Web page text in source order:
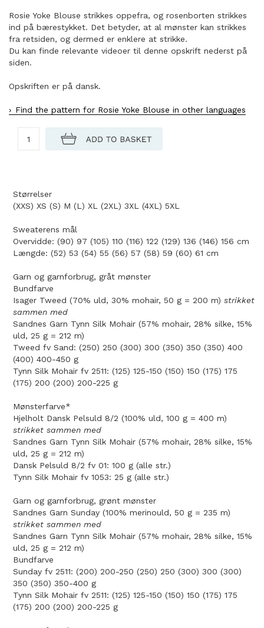
Rosie Yoke Blouse strikkes oppefra, og rosenborten strikkes
ind på bærestykket. Det betyder, at al mønster kan strikkes
fra retsiden, og dermed er enklere at strikke.
Du kan finde relevante videoer til denne opskrift nederst på
siden.
Opskriften er på dansk.
Find the pattern for Rosie Yoke Blouse in other languages
Størrelser
(XXS) XS (S) M (L) XL (2XL) 3XL (4XL) 5XL
Sweaterens mål
Overvidde: (90) 97 (105) 110 (116) 122 (129) 136 (146) 156 cm
Længde: (52) 53 (54) 55 (56) 57 (58) 59 (60) 61 cm
Garn og garnforbrug, gråt mønster
Bundfarve
Isager Tweed (70% uld, 30% mohair, 50 g = 200 m) strikket
sammen med
Sandnes Garn Tynn Silk Mohair (57% mohair, 28% silke, 15%
uld, 25 g = 212 m)
Tweed fv Sand: (250) 250 (300) 300 (350) 350 (350) 400
(400) 400-450 g
Tynn Silk Mohair fv 2511: (125) 125-150 (150) 150 (175) 175
(175) 200 (200) 200-225 g
Mønsterfarve*
Hjelholt Dansk Pelsuld 8/2 (100% uld, 100 g = 400 m)
strikket sammen med
Sandnes Garn Tynn Silk Mohair (57% mohair, 28% silke, 15%
uld, 25 g = 212 m)
Dansk Pelsuld 8/2 fv 01: 100 g (alle str.)
Tynn Silk Mohair fv 1053: 25 g (alle str.)
Garn og garnforbrug, grønt mønster
Sandnes Garn Sunday (100% merinould, 50 g = 235 m)
strikket sammen med
Sandnes Garn Tynn Silk Mohair (57% mohair, 28% silke, 15%
uld, 25 g = 212 m)
Bundfarve
Sunday fv 2511: (200) 200-250 (250) 250 (300) 300 (300)
350 (350) 350-400 g
Tynn Silk Mohair fv 2511: (125) 125-150 (150) 150 (175) 175
(175) 200 (200) 200-225 g